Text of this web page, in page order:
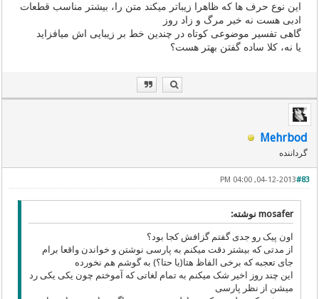
این نوع حرف ها که ظاهرا زیباتر میکند متن را، بیشتر مناسب قطعات
ادبی هست نه خبر مرگ و زاد روز
گاهی تفسیر موضوعی کوتاه در چندین خط بر زیبایی اش میافزاید
یا نه، کلا ساده گفتن بهتر هست؟
Mehrbod
گرداننده
#83
04-12-2013, 04:00 PM
mosafer نوشته:
اون پیک رو جدی گفتم گزافش کجا بود؟
از مدتی که بیشتر دقت میکنم به پارسی نوشتن و خواندن واقعا برام
جای تعجبه که برخی الفاظ هتا(یا حتا؟) به گوشم هم نخورده
این چند روز اخیر شک میکنم به تمام لغاتی که آموختم چون یکی یکی رد
میشن از نظر پارسی